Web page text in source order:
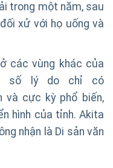
trong một năm, sau
xử với họ uống và
các vùng khác của
số lý do chỉ có
và cực kỳ phổ biến,
hình của tỉnh. Akita
nhận là Di sản văn